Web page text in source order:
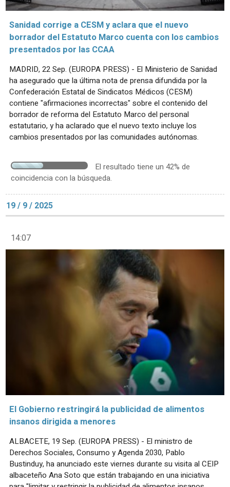
Sanidad corrige a CESM y aclara que el nuevo
borrador del Estatuto Marco cuenta con los cambios
presentados por las CCAA
MADRID, 22 Sep. (EUROPA PRESS) - El Ministerio de Sanidad
ha asegurado que la última nota de prensa difundida por la
Confederación Estatal de Sindicatos Médicos (CESM)
contiene "afirmaciones incorrectas" sobre el contenido del
borrador de reforma del Estatuto Marco del personal
estatutario, y ha aclarado que el nuevo texto incluye los
cambios presentados por las comunidades autónomas.
El resultado tiene un 42% de
coincidencia con la búsqueda.
19 / 9 / 2025
14:07
El Gobierno restringirá la publicidad de alimentos
insanos dirigida a menores
ALBACETE, 19 Sep. (EUROPA PRESS) - El ministro de
Derechos Sociales, Consumo y Agenda 2030, Pablo
Bustinduy, ha anunciado este viernes durante su visita al CEIP
albaceteño Ana Soto que están trabajando en una iniciativa